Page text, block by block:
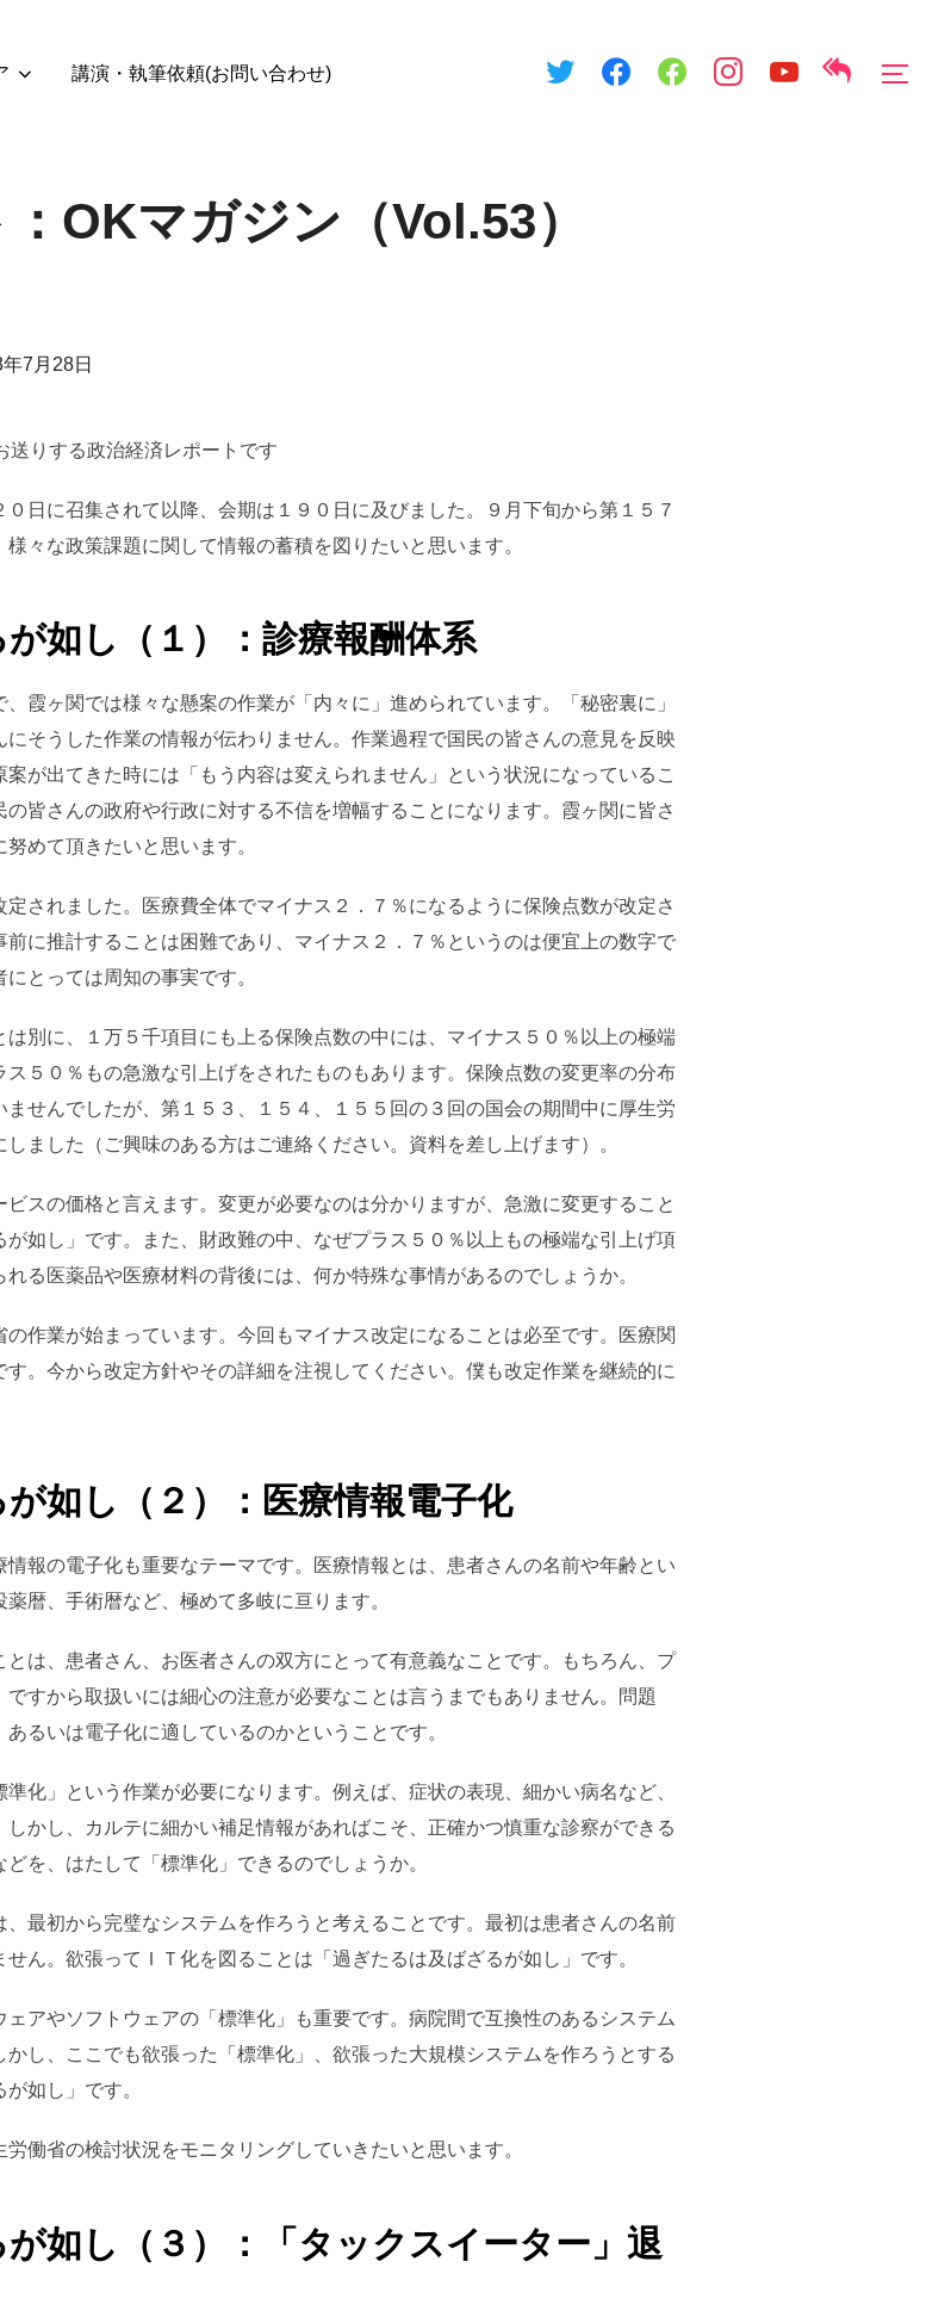
講演・執筆依頼(お問い合わせ) サイ
OKマガジン（Vol.53）
7月28日
送りする政治経済レポートです
日に召集されて以降、会期は１９０日に及びました。９月下旬から第１５７
々な政策課題に関して情報の蓄積を図りたいと思います。
如し（１）：診療報酬体系
霞ヶ関では様々な懸案の作業が「内々に」進められています。「秘密裏に」
そうした作業の情報が伝わりません。作業過程で国民の皆さんの意見を反映
が出てきた時には「もう内容は変えられません」という状況になっているこ
皆さんの政府や行政に対する不信を増幅することになります。霞ヶ関に皆さ
めて頂きたいと思います。
されました。医療費全体でマイナス２．７％になるように保険点数が改定さ
に推計することは困難であり、マイナス２．７％というのは便宜上の数字で
とっては周知の事実です。
別に、１万５千項目にも上る保険点数の中には、マイナス５０％以上の極端
５０％もの急激な引上げをされたものもあります。保険点数の変更率の分布
せんでしたが、第１５３、１５４、１５５回の３回の国会の期間中に厚生労
ました（ご興味のある方はご連絡ください。資料を差し上げます）。
スの価格と言えます。変更が必要なのは分かりますが、急激に変更すること
如し」です。また、財政難の中、なぜプラス５０％以上もの極端な引上げ項
る医薬品や医療材料の背後には、何か特殊な事情があるのでしょうか。
作業が始まっています。今回もマイナス改定になることは必至です。医療関
。今から改定方針やその詳細を注視してください。僕も改定作業を継続的に
如し（２）：医療情報電子化
報の電子化も重要なテーマです。医療情報とは、患者さんの名前や年齢とい
暦、手術暦など、極めて多岐に亘ります。
は、患者さん、お医者さんの双方にとって有意義なことです。もちろん、プ
すから取扱いには細心の注意が必要なことは言うまでもありません。問題
るいは電子化に適しているのかということです。
化」という作業が必要になります。例えば、症状の表現、細かい病名など、
かし、カルテに細かい補足情報があればこそ、正確かつ慎重な診察ができる
を、はたして「標準化」できるのでしょうか。
最初から完璧なシステムを作ろうと考えることです。最初は患者さんの名前
ん。欲張ってＩＴ化を図ることは「過ぎたるは及ばざるが如し」です。
アやソフトウェアの「標準化」も重要です。病院間で互換性のあるシステム
し、ここでも欲張った「標準化」、欲張った大規模システムを作ろうとする
如し」です。
働省の検討状況をモニタリングしていきたいと思います。
如し（３）：「タックスイーター」退